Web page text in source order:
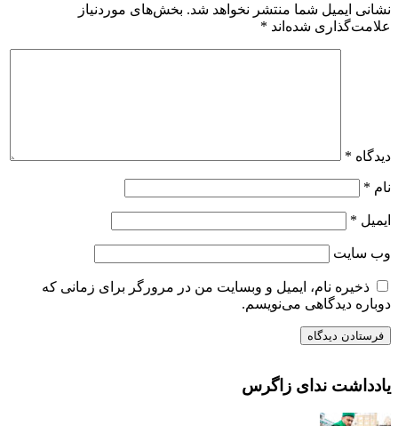
نشانی ایمیل شما منتشر نخواهد شد. بخش‌های موردنیاز
علامت‌گذاری شده‌اند *
دیدگاه *
نام *
ایمیل *
وب‌ سایت
ذخیره نام، ایمیل و وبسایت من در مرورگر برای زمانی که
دوباره دیدگاهی می‌نویسم.
یادداشت ندای زاگرس